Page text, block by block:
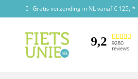
Gratis verzending in NL vanaf € 125,-*
9,2 9280
reviews